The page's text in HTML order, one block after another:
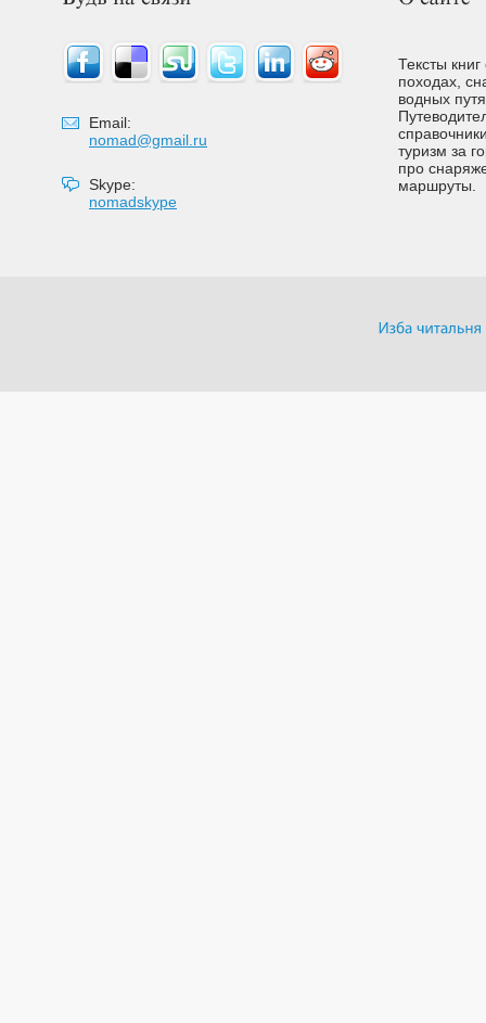
Email:
nomad@gmail.ru
Skype:
nomadskype
Тексты
походах,
водных
туризм за
про
маршруты.